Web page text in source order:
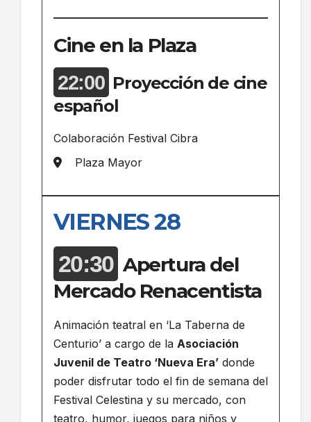
Cine en la Plaza
22:00 Proyección de cine
español
Colaboración Festival Cibra
Plaza Mayor
VIERNES 28
20:30 Apertura del
Mercado Renacentista
Animación teatral en ‘La Taberna de
Centurio’ a cargo de la Asociación
Juvenil de Teatro ‘Nueva Era’ donde
poder disfrutar todo el fin de semana del
Festival Celestina y su mercado, con
teatro, humor, juegos para niños y